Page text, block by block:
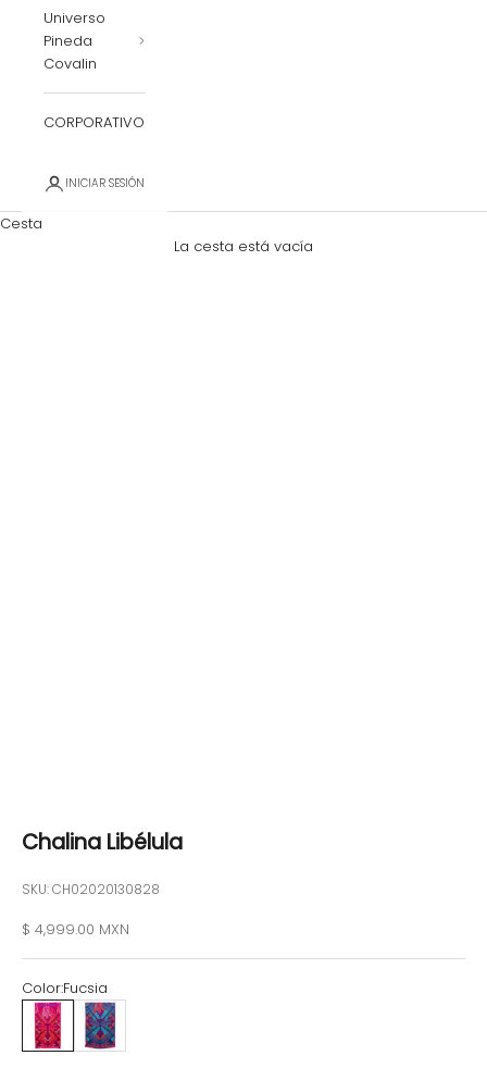
Universo
Pineda
Covalin
CORPORATIVO
INICIAR SESIÓN
Cesta
La cesta está vacía
Chalina Libélula
SKU: CH02020130828
Precio de oferta
$ 4,999.00 MXN
Color:Fucsia
Fucsia
Marino